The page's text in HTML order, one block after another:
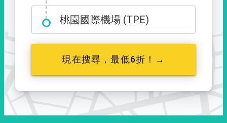
桃園國際機場 (TPE)
現在搜尋，最低6折！→